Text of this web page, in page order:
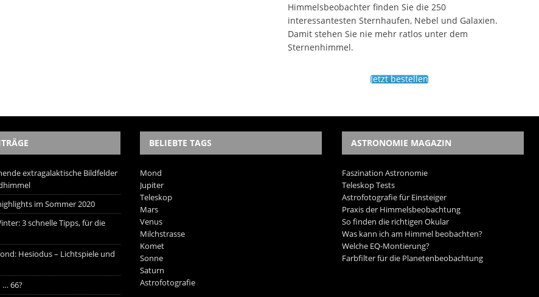
Himmelsbeobachter finden Sie die 250
interessantesten Sternhaufen, Nebel und Galaxien.
Damit stehen Sie nie mehr ratlos unter dem
Sternenhimmel.
Jetzt bestellen
extragalaktische Bildfelder
im Sommer 2020
3 schnelle Tipps, für die
Hesiodus – Lichtspiele und
… 66?
BELIEBTE TAGS
Mond
Jupiter
Teleskop
Mars
Venus
Milchstrasse
Komet
Sonne
Saturn
Astrofotografie
ASTRONOMIE MAGAZIN
Faszination Astronomie
Teleskop Tests
Astrofotografie für Einsteiger
Praxis der Himmelsbeobachtung
So finden die richtigen Okular
Was kann ich am Himmel beobachten?
Welche EQ-Montierung?
Farbfilter für die Planetenbeobachtung